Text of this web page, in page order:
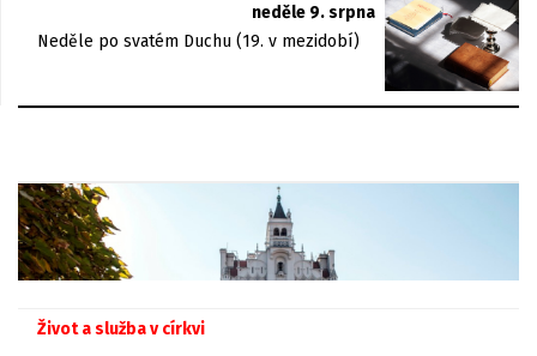
neděle 9. srpna
Neděle po svatém Duchu (19. v mezidobí)
Život a služba v církvi